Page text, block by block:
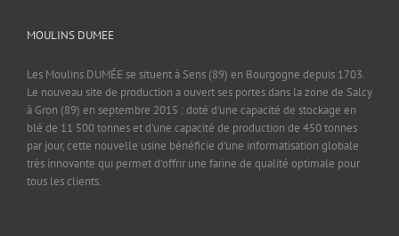
MOULINS DUMEE
Les Moulins DUMÉE se situent à Sens (89) en Bourgogne depuis 1703.
Le nouveau site de production a ouvert ses portes dans la zone de Salcy
à Gron (89) en septembre 2015 : doté d'une capacité de stockage en
blé de 11 500 tonnes et d'une capacité de production de 450 tonnes
par jour, cette nouvelle usine bénéficie d'une informatisation globale
très innovante qui permet d'offrir une farine de qualité optimale pour
tous les clients.